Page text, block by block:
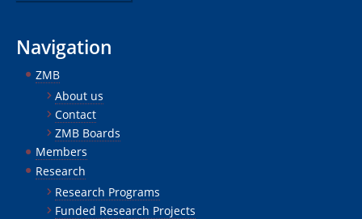
Navigation
ZMB
About us
Contact
ZMB Boards
Members
Research
Research Programs
Funded Research Projects